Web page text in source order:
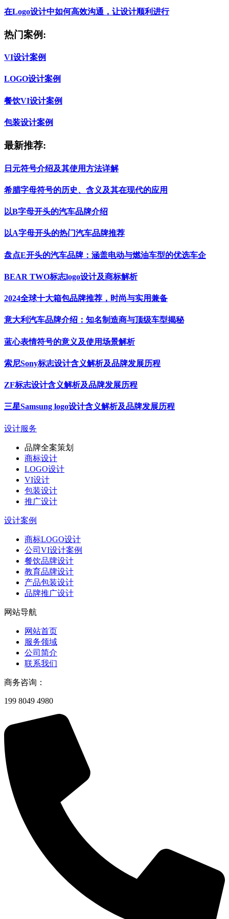
在Logo设计中如何高效沟通，让设计顺利进行
热门案例:
VI设计案例
LOGO设计案例
餐饮VI设计案例
包装设计案例
最新推荐:
日元符号介绍及其使用方法详解
希腊字母符号的历史、含义及其在现代的应用
以B字母开头的汽车品牌介绍
以A字母开头的热门汽车品牌推荐
盘点E开头的汽车品牌：涵盖电动与燃油车型的优选车企
BEAR TWO标志logo设计及商标解析
2024全球十大箱包品牌推荐，时尚与实用兼备
意大利汽车品牌介绍：知名制造商与顶级车型揭秘
蓝心表情符号的意义及使用场景解析
索尼Sony标志设计含义解析及品牌发展历程
ZF标志设计含义解析及品牌发展历程
三星Samsung logo设计含义解析及品牌发展历程
设计服务
品牌全案策划
商标设计
LOGO设计
VI设计
包装设计
推广设计
设计案例
商标LOGO设计
公司VI设计案例
餐饮品牌设计
教育品牌设计
产品包装设计
品牌推广设计
网站导航
网站首页
服务领域
公司简介
联系我们
商务咨询：
199 8049 4980